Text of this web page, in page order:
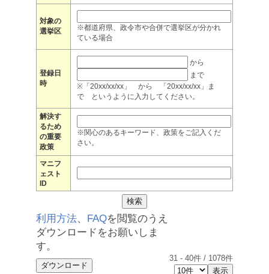
対象の
選挙区
※都道府県、政令市や合併で選挙区が分かれ
ている場合
登録日
時
から
まで
※「20xx/xx/xx」 から 「20xx/xx/xx」ま
で というように入力してください。
解決す
るため
の重要
政策
※関心のあるキーワード、政策をご記入くだ
さい。
マニフ
ェスト
ID
利用方法、 FAQを閲覧のうえ
ダウンロードをお願いしま
す。
31 - 40件 / 1078件